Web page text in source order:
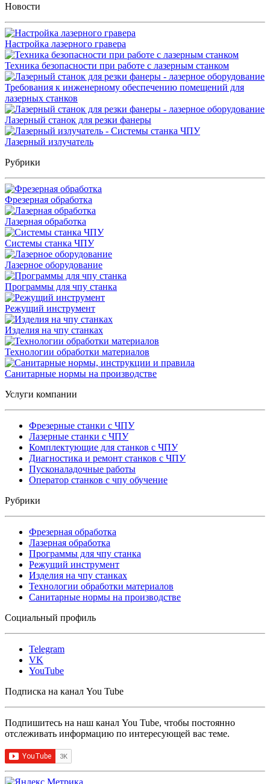
Новости
Настройка лазерного гравера
Техника безопасности при работе с лазерным станком
Требования к инженерному обеспечению помещений для
лазерных станков
Лазерный станок для резки фанеры
Лазерный излучатель
Рубрики
Фрезерная обработка
Лазерная обработка
Системы станка ЧПУ
Лазерное оборудование
Программы для чпу станка
Режущий инструмент
Изделия на чпу станках
Технологии обработки материалов
Санитарные нормы на производстве
Услуги компании
Фрезерные станки с ЧПУ
Лазерные станки с ЧПУ
Комплектующие для станков с ЧПУ
Диагностика и ремонт станков с ЧПУ
Пусконаладочные работы
Оператор станков с чпу обучение
Рубрики
Фрезерная обработка
Лазерная обработка
Программы для чпу станка
Режущий инструмент
Изделия на чпу станках
Технологии обработки материалов
Санитарные нормы на производстве
Социальный профиль
Telegram
VK
YouTube
Подписка на канал You Tube
Подпишитесь на наш канал You Tube, чтобы постоянно
отслеживать информацию по интересующей вас теме.